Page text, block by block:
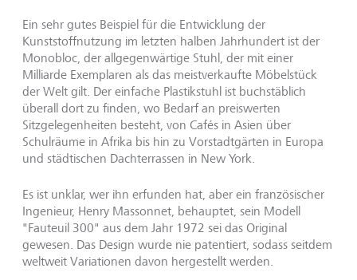
Ein sehr gutes Beispiel für die Entwicklung der
Kunststoffnutzung im letzten halben Jahrhundert ist der
Monobloc, der allgegenwärtige Stuhl, der mit einer
Milliarde Exemplaren als das meistverkaufte Möbelstück
der Welt gilt. Der einfache Plastikstuhl ist buchstäblich
überall dort zu finden, wo Bedarf an preiswerten
Sitzgelegenheiten besteht, von Cafés in Asien über
Schulräume in Afrika bis hin zu Vorstadtgärten in Europa
und städtischen Dachterrassen in New York.
Es ist unklar, wer ihn erfunden hat, aber ein französischer
Ingenieur, Henry Massonnet, behauptet, sein Modell
"Fauteuil 300" aus dem Jahr 1972 sei das Original
gewesen. Das Design wurde nie patentiert, sodass seitdem
weltweit Variationen davon hergestellt werden.